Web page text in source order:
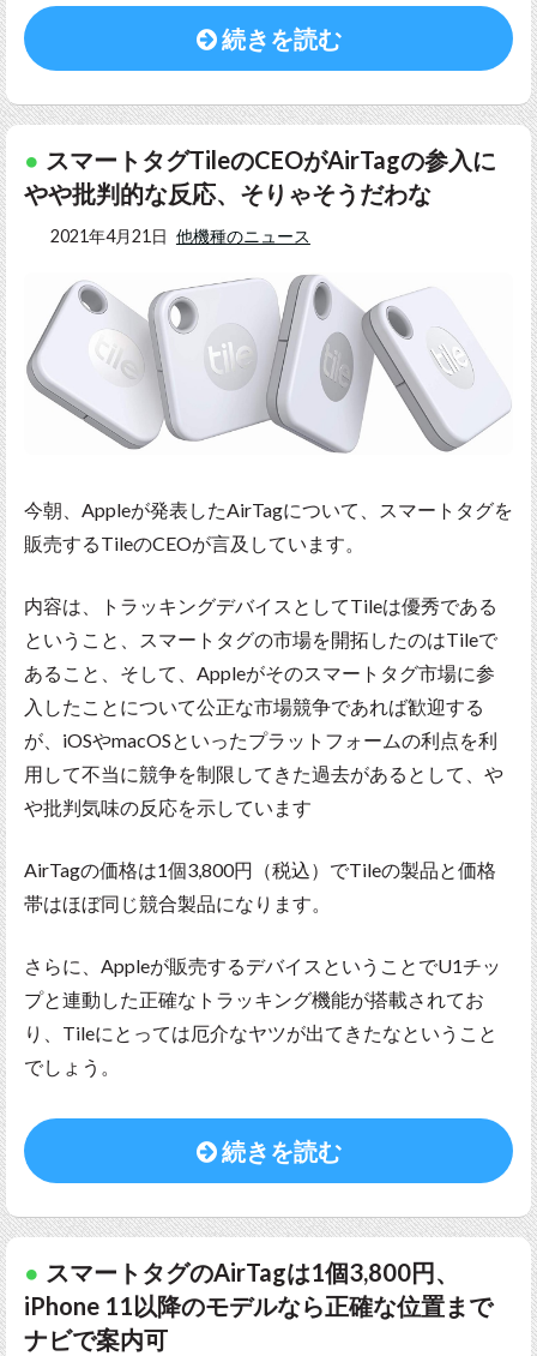
続きを読む
スマートタグTileのCEOがAirTagの参入に
やや批判的な反応、そりゃそうだわな
2021年4月21日 他機種のニュース
今朝、Appleが発表したAirTagについて、スマートタグを
販売するTileのCEOが言及しています。
内容は、トラッキングデバイスとしてTileは優秀である
ということ、スマートタグの市場を開拓したのはTileで
あること、そして、Appleがそのスマートタグ市場に参
入したことについて公正な市場競争であれば歓迎する
が、iOSやmacOSといったプラットフォームの利点を利
用して不当に競争を制限してきた過去があるとして、や
や批判気味の反応を示しています
AirTagの価格は1個3,800円（税込）でTileの製品と価格
帯はほぼ同じ競合製品になります。
さらに、Appleが販売するデバイスということでU1チッ
プと連動した正確なトラッキング機能が搭載されてお
り、Tileにとっては厄介なヤツが出てきたなということ
でしょう。
続きを読む
スマートタグのAirTagは1個3,800円、
iPhone 11以降のモデルなら正確な位置まで
ナビで案内可